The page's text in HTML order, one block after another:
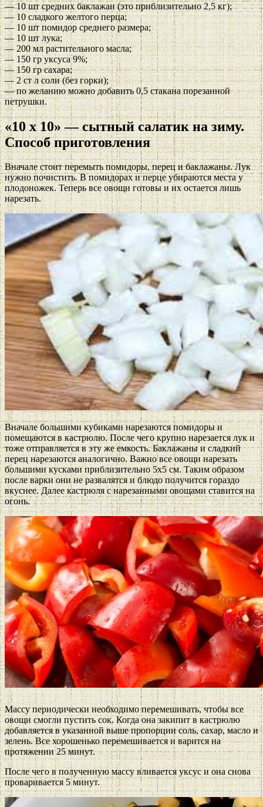
— 10 шт средних баклажан (это приблизительно 2,5 кг);
— 10 сладкого желтого перца;
— 10 шт помидор среднего размера;
— 10 шт лука;
— 200 мл растительного масла;
— 150 гр уксуса 9%;
— 150 гр сахара;
— 2 ст л соли (без горки);
— по желанию можно добавить 0,5 стакана порезанной
петрушки.
«10 х 10» — сытный салатик на зиму.
Способ приготовления
Вначале стоит перемыть помидоры, перец и баклажаны. Лук
нужно почистить. В помидорах и перце убираются места у
плодоножек. Теперь все овощи готовы и их остается лишь
нарезать.
Вначале большими кубиками нарезаются помидоры и
помещаются в кастрюлю. После чего крупно нарезается лук и
тоже отправляется в эту же емкость. Баклажаны и сладкий
перец нарезаются аналогично. Важно все овощи нарезать
большими кусками приблизительно 5х5 см. Таким образом
после варки они не развалятся и блюдо получится гораздо
вкуснее. Далее кастрюля с нарезанными овощами ставится на
огонь.
Массу периодически необходимо перемешивать, чтобы все
овощи смогли пустить сок. Когда она закипит в кастрюлю
добавляется в указанной выше пропорции соль, сахар, масло и
зелень. Все хорошенько перемешивается и варится на
протяжении 25 минут.
После чего в полученную массу вливается уксус и она снова
проваривается 5 минут.